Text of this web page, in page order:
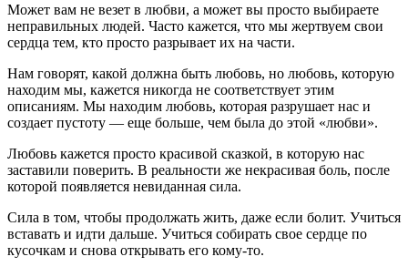
Может вам не везет в любви, а может вы просто выбираете
неправильных людей. Часто кажется, что мы жертвуем свои
сердца тем, кто просто разрывает их на части.
Нам говорят, какой должна быть любовь, но любовь, которую
находим мы, кажется никогда не соответствует этим
описаниям. Мы находим любовь, которая разрушает нас и
создает пустоту — еще больше, чем была до этой «любви».
Любовь кажется просто красивой сказкой, в которую нас
заставили поверить. В реальности же некрасивая боль, после
которой появляется невиданная сила.
Сила в том, чтобы продолжать жить, даже если болит. Учиться
вставать и идти дальше. Учиться собирать свое сердце по
кусочкам и снова открывать его кому-то.